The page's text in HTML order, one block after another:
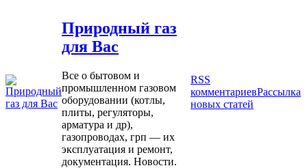
Природный газ
для Вас
Все о бытовом и
промышленном газовом
оборудовании (котлы,
плиты, регуляторы,
арматура и др),
газопроводах, грп — их
эксплуатация и ремонт,
документация. Новости.
RSS
комментариевРассылка
новых статей